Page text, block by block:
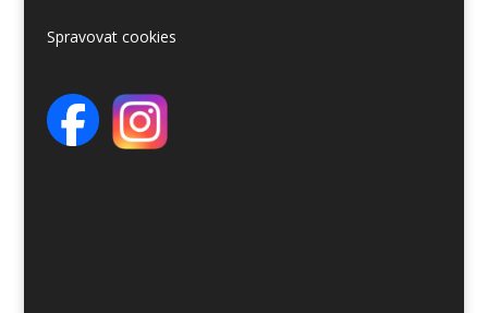
Spravovat cookies